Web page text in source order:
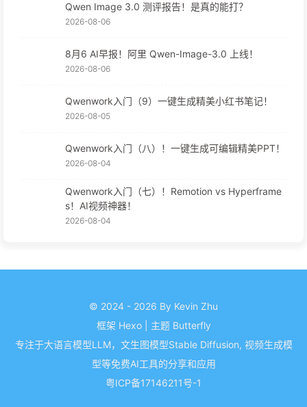
Qwen Image 3.0 测评报告！是真的能打？
2026-08-06
8月6 AI早报！阿里 Qwen-Image-3.0 上线！
2026-08-06
Qwenwork入门（9）一键生成精美小红书笔记！
2026-08-05
Qwenwork入门（八）！一键生成可编辑精美PPT！
2026-08-04
Qwenwork入门（七）！Remotion vs Hyperframe
s！AI视频神器！
2026-08-04
© 2024 - 2026 By Kevin Zhu
框架 Hexo 主题 Butterfly
专注于大语言模型LLM，文生图模型Stable Diffusion, 视频生成模
型等免费AI工具的分享和应用
粤ICP备17146211号-1